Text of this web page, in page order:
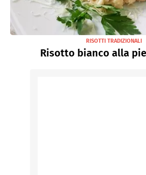
RISOTTI TRADIZIONALI
Risotto bianco alla